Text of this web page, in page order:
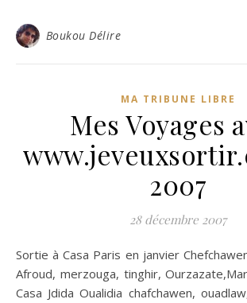
Boukou Délire
MA TRIBUNE LIBRE
Mes Voyages
2007
28 décembre 2007
Sortie à Casa Paris en janvier Chefchawen Casa, Errachuia,
Afroud, merzouga, tinghir,
Casa Jdida Oualidia chafchawen,